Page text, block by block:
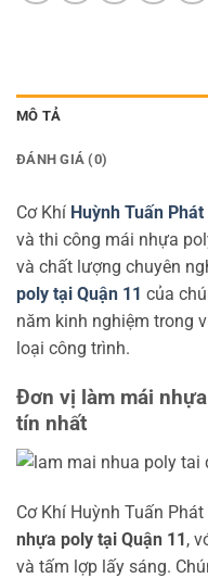
MÔ TẢ
ĐÁNH GIÁ (0)
Cơ Khí Huỳnh Tuấn Phát
và thi công mái nhựa
và chất lượng chuyên
poly tại Quận 11 của
năm kinh nghiệm trong
loại công trình.
Đơn vị làm mái
tín nhất
Cơ Khí Huỳnh Tuấn
nhựa poly tại Quận 11,
và tấm lợp lấy sáng.